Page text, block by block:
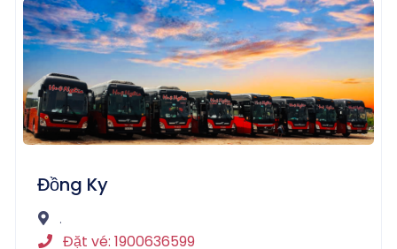
Đồng Ky
.
Đặt vé: 1900636599